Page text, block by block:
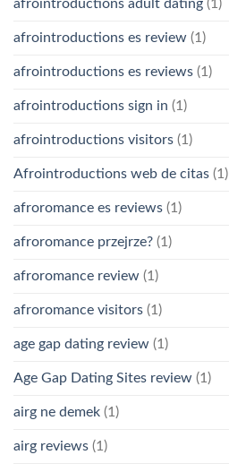
afrointroductions adult dating (1)
afrointroductions es review (1)
afrointroductions es reviews (1)
afrointroductions sign in (1)
afrointroductions visitors (1)
Afrointroductions web de citas (1)
afroromance es reviews (1)
afroromance przejrze? (1)
afroromance review (1)
afroromance visitors (1)
age gap dating review (1)
Age Gap Dating Sites review (1)
airg ne demek (1)
airg reviews (1)